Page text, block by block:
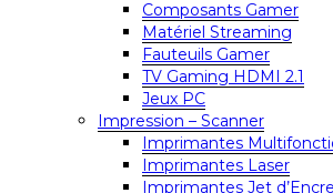
Composants Gamer
Matériel Streaming
Fauteuils Gamer
TV Gaming HDMI 2.1
Jeux PC
Impression – Scanner
Imprimantes
Imprimantes Laser
Imprimantes Jet d’Encre